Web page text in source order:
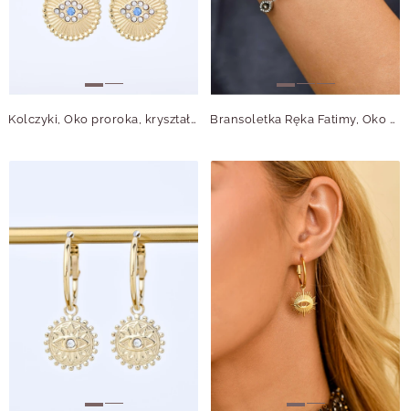
Kolczyki, Oko proroka, kryształki, stal pozłacana, S211306Z00 Bransoletka Ręka Fatimy, Oko proroka z kryształkami, stal, S111311S00